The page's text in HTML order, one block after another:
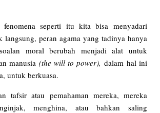
fenomena seperti itu kita bisa menyadari
langsung, peran agama yang tadinya hanya
moral berubah menjadi alat untuk
manusia (the will to power),dalam hal ini
untuk berkuasa.
tafsir atau pemahaman mereka, mereka
menghina, atau bahkan saling